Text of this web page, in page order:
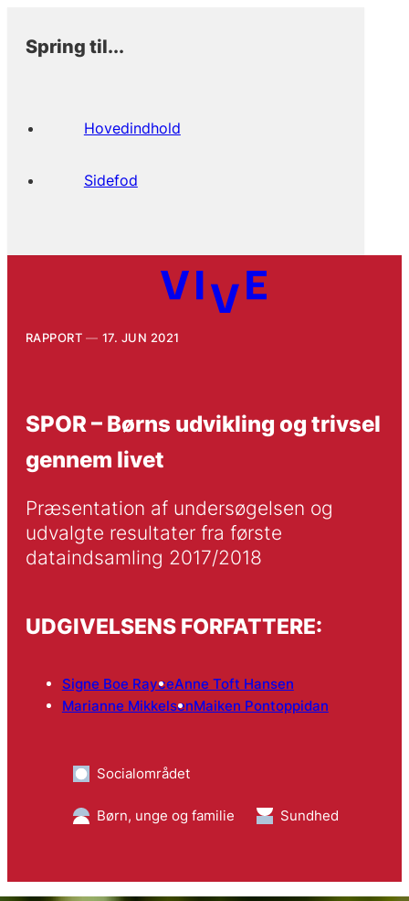
Spring til...
Hovedindhold
Sidefod
RAPPORT 17. JUN 2021
SPOR – Børns udvikling og trivsel
gennem livet
Præsentation af undersøgelsen og
udvalgte resultater fra første
dataindsamling 2017/2018
UDGIVELSENS FORFATTERE:
Signe Boe RayceAnne Toft Hansen
Marianne MikkelsenMaiken Pontoppidan
Socialområdet
Børn, unge og familie Sundhed